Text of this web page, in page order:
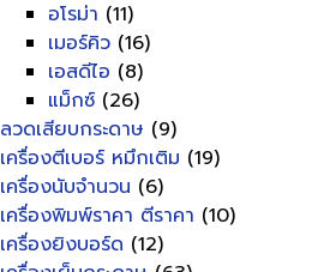
อโรม่า (11)
เมอร์คิว (16)
เอสดีไอ (8)
แม็กซ์ (26)
ลวดเสียบกระดาษ (9)
เครื่องตีเบอร์ หมึกเติม (19)
เครื่องนับจำนวน (6)
เครื่องพิมพ์ราคา ตีราคา (10)
เครื่องยิงบอร์ด (12)